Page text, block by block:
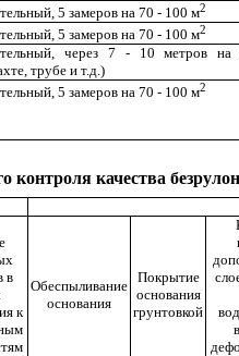
5 замеров на 70 - 100 м2
5 замеров на 70 - 100 м2
через 7 - 10 метров на
трубе и т.д.)
5 замеров на 70 - 100 м2
контроля качества
в
к
Обеспыливание
основания
Покрытие
основания
грунтовкой